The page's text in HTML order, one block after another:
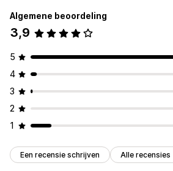
Algemene beoordeling
3,9
5
4
3
2
1
Een recensie schrijven Alle recensies